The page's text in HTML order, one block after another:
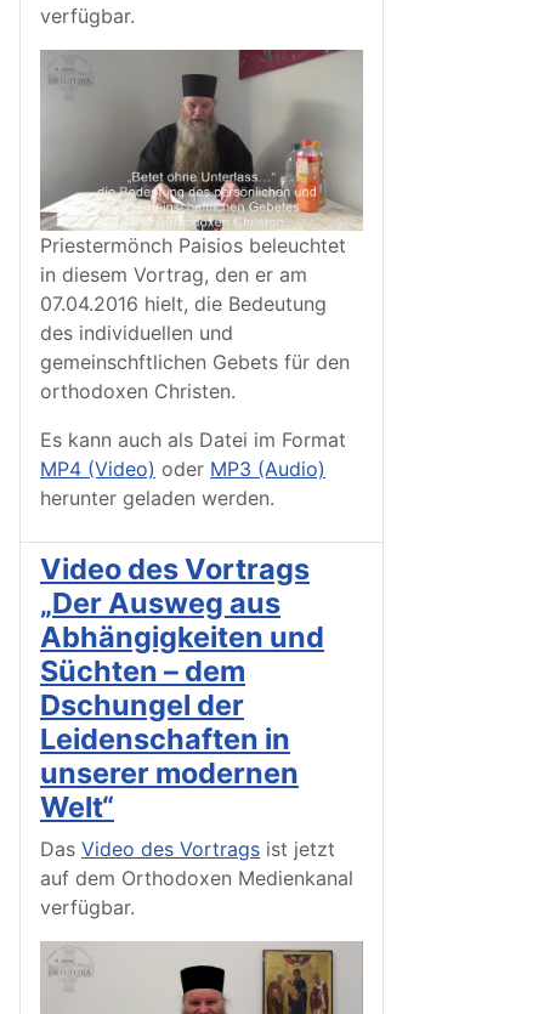
verfügbar.
Priestermönch Paisios beleuchtet
in diesem Vortrag, den er am
07.04.2016 hielt, die Bedeutung
des individuellen und
gemeinschftlichen Gebets für den
orthodoxen Christen.
Es kann auch als Datei im Format
MP4 (Video) oder MP3 (Audio)
herunter geladen werden.
Video des Vortrags
„Der Ausweg aus
Abhängigkeiten und
Süchten – dem
Dschungel der
Leidenschaften in
unserer modernen
Welt“
Das Video des Vortrags ist jetzt
auf dem Orthodoxen Medienkanal
verfügbar.